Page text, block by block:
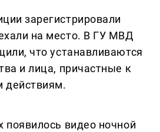
зарегистрировали
на место. В ГУ МВД
что устанавливаются
и лица, причастные к
действиям.
появилось видео ночной